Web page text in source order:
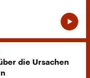
die Ursachen